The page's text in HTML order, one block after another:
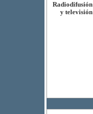
Radiodifusión
y televisión